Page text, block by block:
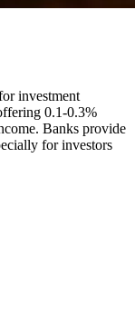
investment
0.1-0.3%
Banks provide
for investors